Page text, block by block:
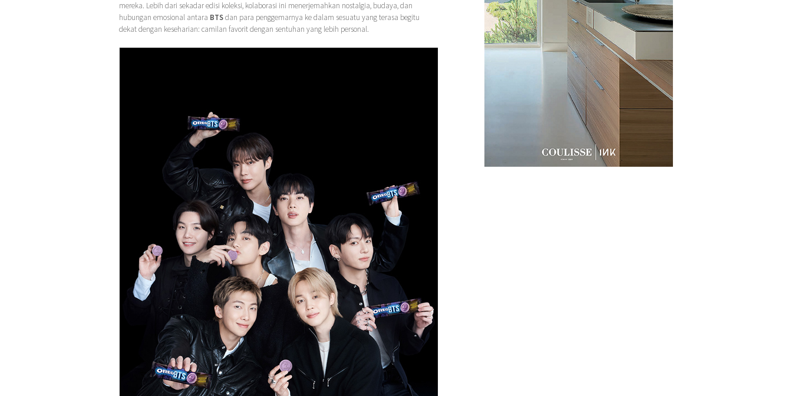
mereka. Lebih dari sekadar edisi koleksi, kolaborasi ini menerjemahkan nostalgia, budaya, dan
hubungan emosional antara BTSdan para penggemarnya ke dalam sesuatu yang terasa begitu
dekat dengan keseharian: camilan favorit dengan sentuhan yang lebih personal.